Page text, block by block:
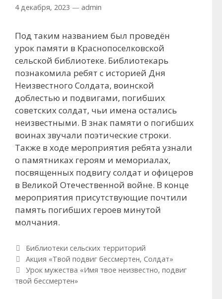
4 декабря, 2023 — admin
Под таким названием был проведён
урок памяти в Краснопоселковской
сельской библиотеке. Библиотекарь
познакомила ребят с историей Дня
Неизвестного Солдата, воинской
доблестью и подвигами, погибших
советских солдат, чьи имена остались
неизвестными. В знак памяти о погибших
воинах звучали поэтические строки.
Также в ходе мероприятия ребята узнали
о памятниках героям и мемориалах,
посвященных подвигу солдат и офицеров
в Великой Отечественной войне. В конце
мероприятия присутствующие почтили
память погибших героев минутой
молчания.
Рубрики
Библиотеки сельских территорий
Навигация по записям
Акция «Твой подвиг бессмертен, Солдат»
Урок мужества «Имя твое неизвестно, подвиг
твой бессмертен»